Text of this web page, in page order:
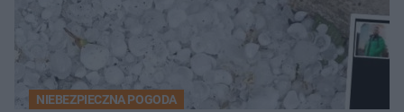
NIEBEZPIECZNA POGODA